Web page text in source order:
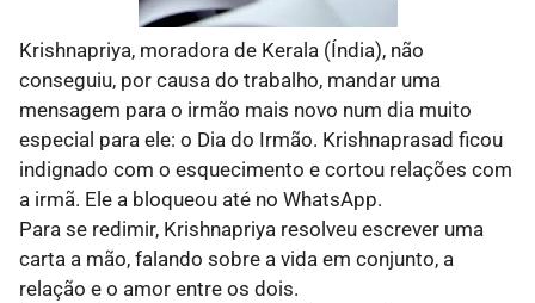
Krishnapriya, moradora de Kerala (Índia), não
conseguiu, por causa do trabalho, mandar uma
mensagem para o irmão mais novo num dia muito
especial para ele: o Dia do Irmão. Krishnaprasad ficou
indignado com o esquecimento e cortou relações com
a irmã. Ele a bloqueou até no WhatsApp.
Para se redimir, Krishnapriya resolveu escrever uma
carta a mão, falando sobre a vida em conjunto, a
relação e o amor entre os dois.